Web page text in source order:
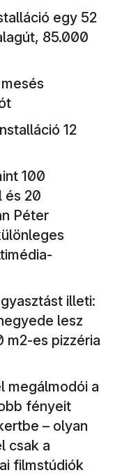
egy 52
85.000
12
100
és 20
Péter
illeti:
lesz
m2-es pizzéria
megálmodói a
fényeit
– olyan
csak a
filmstúdiók